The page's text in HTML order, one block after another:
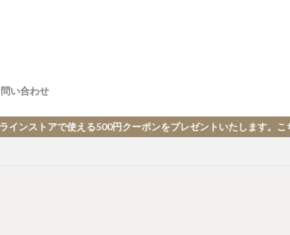
い合わせ
クーポンをプレゼントいたします。こちらをクリックください